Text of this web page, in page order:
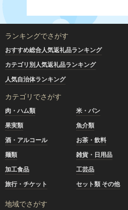
ランキングでさがす
おすすめ総合人気返礼品ランキング
カテゴリ別人気返礼品ランキング
人気自治体ランキング
カテゴリでさがす
肉・ハム類 米・パン
果実類
魚介類
酒・アルコール
お茶・飲料
麺類
雑貨・日用品
加工食品
工芸品
旅行・チケット
セット類 その他
地域でさがす